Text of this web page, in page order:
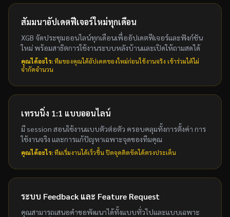
สัมมนาอัปเดตฟีเจอร์ใหม่ทุกเดือน
XGB จัดประชุมออนไลน์ทุกเดือนเพื่ออัปเดตฟีเจอร์และฟังก์ชัน
ใหม่ พร้อมสาธิตการใช้งานระบบหลังบ้านและเปิดให้ถามสดได้
คุณได้อะไร:ทีมของคุณได้อัปเดตของใหม่ก่อนใช้งานจริง เข้าร่วมได้ไม่
จำกัดจำนวน
เทรนนิ่ง 1:1 แบบออนไลน์
มี session สอนใช้งานแบบตัวต่อตัว ครอบคลุมทั้งการตั้งค่า การ
ใช้งานจริง และการแก้ปัญหาเฉพาะจุดของทีมคุณ
คุณได้อะไร:ทีมเริ่มงานได้เร็วขึ้น ปิดจุดติดขัดได้ตรงประเด็น
ระบบ Feedback และ Feature Request
คุณสามารถเสนอคำขอพัฒนาได้ทั้งแบบทั่วไปและแบบเฉพาะ